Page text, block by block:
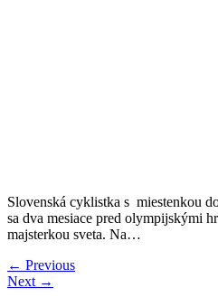
Slovenská cyklistka s miestenkou
sa dva mesiace pred olympijskými
majsterkou sveta. Na…
← Previous
Next →